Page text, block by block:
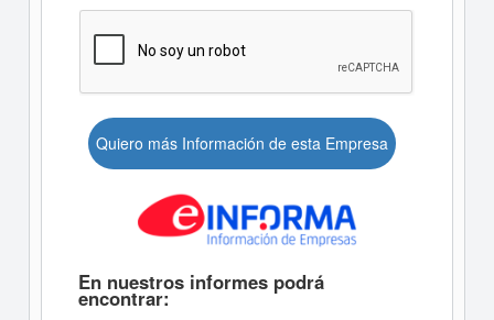
Quiero más Información de esta Empresa
En nuestros informes podrá
encontrar: